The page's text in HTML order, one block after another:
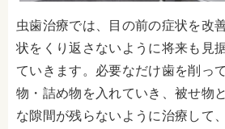
虫歯治療では、目の前の症状を改
状をくり返さないように将来も見
ていきます。必要なだけ歯を削っ
物・詰め物を入れていき、 被せ物
な隙間が残らないように治療して